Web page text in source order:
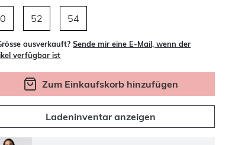
52 54
ausverkauft?Sende mir eine E-Mail, wenn der
verfügbar ist
Zum Einkaufskorb hinzufügen
Ladeninventar anzeigen